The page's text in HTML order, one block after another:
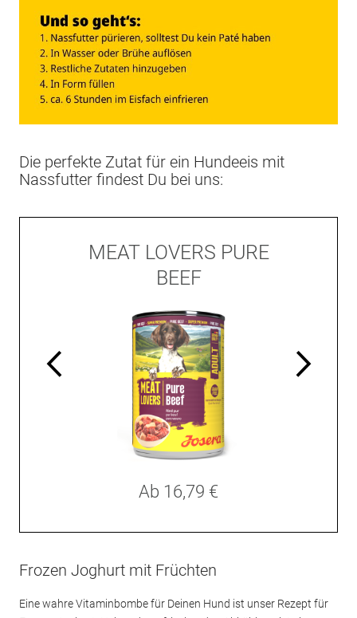
Die perfekte Zutat für ein Hundeeis mit
Nassfutter findest Du bei uns:
MEAT LOVERS PURE
BEEF
Ab 16,79 €
Frozen Joghurt mit Früchten
Eine wahre Vitaminbombe für Deinen Hund ist unser Rezept für